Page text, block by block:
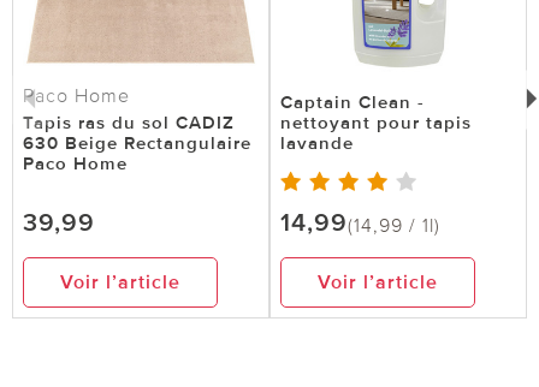
Paco Home
Tapis ras du sol CADIZ
630 Beige Rectangulaire
Paco Home
39,99
Voir l’article
Captain Clean -
nettoyant pour tapis
lavande
14,99(14,99 / 1l)
Voir l’article